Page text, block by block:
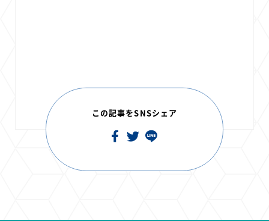
この記事をSNSシェア